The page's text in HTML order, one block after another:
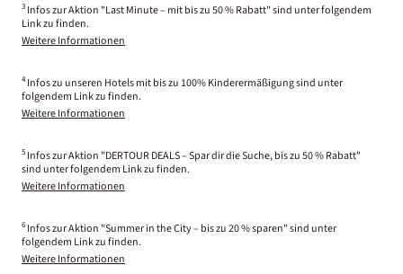
3 Infos zur Aktion "Last Minute – mit bis zu 50 % Rabatt" sind unter folgendem
Link zu finden.
Weitere Informationen
4 Infos zu unseren Hotels mit bis zu 100% Kinderermäßigung sind unter
folgendem Link zu finden.
Weitere Informationen
5 Infos zur Aktion "DERTOUR DEALS – Spar dir die Suche, bis zu 50 % Rabatt"
sind unter folgendem Link zu finden.
Weitere Informationen
6 Infos zur Aktion "Summer in the City – bis zu 20 % sparen" sind unter
folgendem Link zu finden.
Weitere Informationen